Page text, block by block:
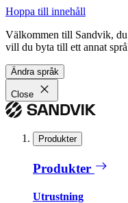
Hoppa till innehåll
Välkommen till Sandvik, du
vill du byta till ett annat
Ändra språk
Close
Produkter
Produkter
Utrustning